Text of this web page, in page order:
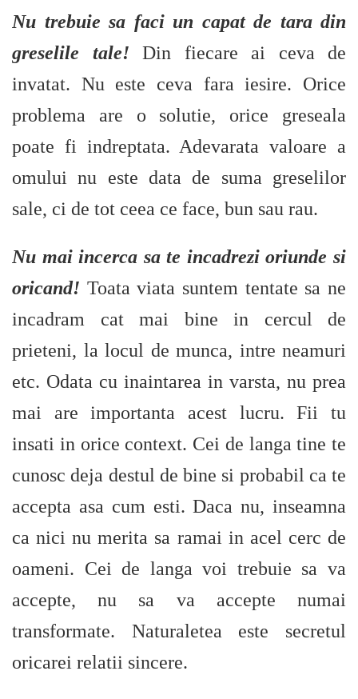
Nu trebuie sa faci un capat de tara din
greselile tale! Din fiecare ai ceva de
invatat. Nu este ceva fara iesire. Orice
problema are o solutie, orice greseala
poate fi indreptata. Adevarata valoare a
omului nu este data de suma greselilor
sale, ci de tot ceea ce face, bun sau rau.
Nu mai incerca sa te incadrezi oriunde si
oricand! Toata viata suntem tentate sa ne
incadram cat mai bine in cercul de
prieteni, la locul de munca, intre neamuri
etc. Odata cu inaintarea in varsta, nu prea
mai are importanta acest lucru. Fii tu
insati in orice context. Cei de langa tine te
cunosc deja destul de bine si probabil ca te
accepta asa cum esti. Daca nu, inseamna
ca nici nu merita sa ramai in acel cerc de
oameni. Cei de langa voi trebuie sa va
accepte, nu sa va accepte numai
transformate. Naturaletea este secretul
oricarei relatii sincere.